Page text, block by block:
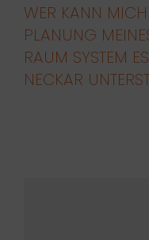
WER KANN
PLANUNG
RAUM SYSTEM
NECKAR